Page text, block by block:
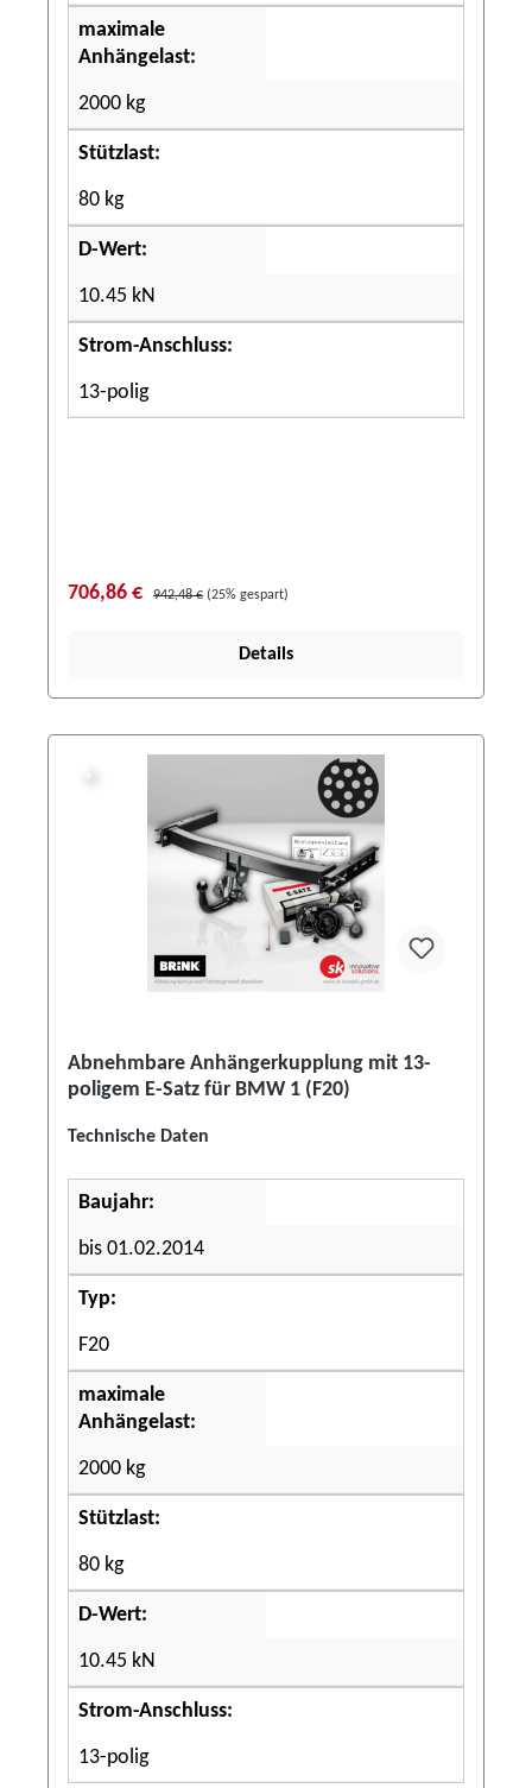
maximale
Anhängelast:
2000 kg
Stützlast:
80 kg
D-Wert:
10.45 kN
Strom-Anschluss:
13-polig
706,86 € 942,48 € (25% gespart)
Details
Abnehmbare Anhängerkupplung mit 13-
poligem E-Satz für BMW 1 (F20)
Technische Daten
Baujahr:
bis 01.02.2014
Typ:
F20
maximale
Anhängelast:
2000 kg
Stützlast:
80 kg
D-Wert:
10.45 kN
Strom-Anschluss:
13-polig